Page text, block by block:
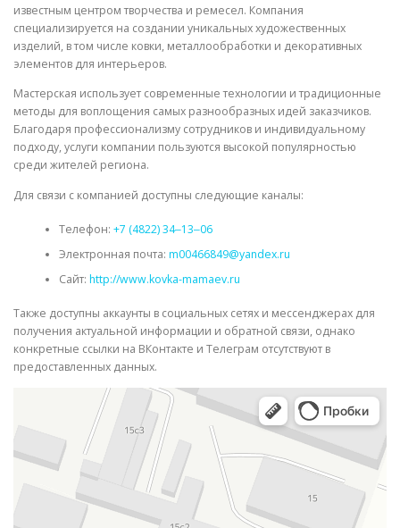
известным центром творчества и ремесел. Компания
специализируется на создании уникальных художественных
изделий, в том числе ковки, металлообработки и декоративных
элементов для интерьеров.
Мастерская использует современные технологии и традиционные
методы для воплощения самых разнообразных идей заказчиков.
Благодаря профессионализму сотрудников и индивидуальному
подходу, услуги компании пользуются высокой популярностью
среди жителей региона.
Для связи с компанией доступны следующие каналы:
Телефон: +7 (4822) 34‒13‒06
Электронная почта: m00466849@yandex.ru
Сайт: http://www.kovka-mamaev.ru
Также доступны аккаунты в социальных сетях и мессенджерах для
получения актуальной информации и обратной связи, однако
конкретные ссылки на ВКонтакте и Телеграм отсутствуют в
предоставленных данных.